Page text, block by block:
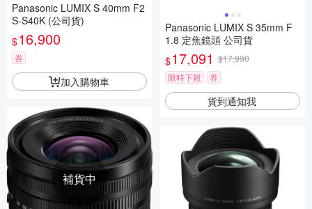
Panasonic LUMIX S 40mm F2
S-S40K (公司貨)
$16,900
券
加入購物車
補貨中
Panasonic LUMIX S 35mm F
1.8 定焦鏡頭 公司貨
$17,091 $17,990
限時下殺
券
貨到通知我